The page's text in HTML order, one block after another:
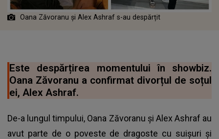
Oana Zăvoranu și Alex Ashraf s-au despărțit
Este despărțirea momentului în showbiz.
Oana Zăvoranu a confirmat divorțul de soțul
ei, Alex Ashraf.
De-a lungul timpului, Oana Zăvoranu și Alex Ashraf au
avut parte de o poveste de dragoste cu suișuri și